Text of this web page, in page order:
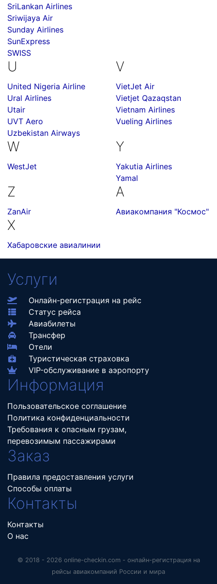
SriLankan Airlines
Sriwijaya Air
Sunday Airlines
SunExpress
SWISS
U
United Nigeria Airline
Ural Airlines
Utair
UVT Aero
Uzbekistan Airways
V
VietJet Air
Vietjet Qazaqstan
Vietnam Airlines
Vueling Airlines
W
WestJet
Y
Yakutia Airlines
Yamal
Z
ZanAir
А
Авиакомпания "Космос"
Х
Хабаровские авиалинии
Услуги
Онлайн-регистрация на рейс
Статус рейса
Авиабилеты
Трансфер
Отели
Туристическая страховка
VIP-обслуживание в аэропорту
Информация
Пользовательское соглашение
Политика конфиденциальности
Требования к опасным грузам,
перевозимым пассажирами
Заказ
Правила предоставления услуги
Способы оплаты
Контакты
Контакты
О нас
© 2018 - 2026 online-checkin.com - онлайн-регистрация на
рейсы авиакомпаний России и мира